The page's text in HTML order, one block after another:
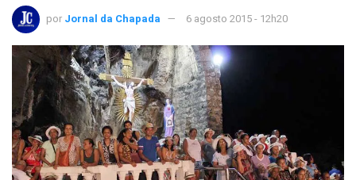
por Jornal da Chapada 6 agosto 2015 - 12h20